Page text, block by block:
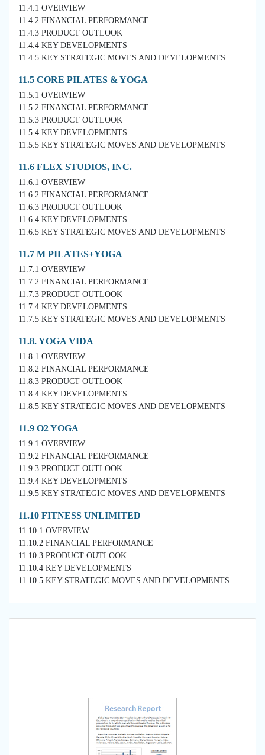
11.4.1 OVERVIEW
11.4.2 FINANCIAL PERFORMANCE
11.4.3 PRODUCT OUTLOOK
11.4.4 KEY DEVELOPMENTS
11.4.5 KEY STRATEGIC MOVES AND DEVELOPMENTS
11.5 CORE PILATES & YOGA
11.5.1 OVERVIEW
11.5.2 FINANCIAL PERFORMANCE
11.5.3 PRODUCT OUTLOOK
11.5.4 KEY DEVELOPMENTS
11.5.5 KEY STRATEGIC MOVES AND DEVELOPMENTS
11.6 FLEX STUDIOS, INC.
11.6.1 OVERVIEW
11.6.2 FINANCIAL PERFORMANCE
11.6.3 PRODUCT OUTLOOK
11.6.4 KEY DEVELOPMENTS
11.6.5 KEY STRATEGIC MOVES AND DEVELOPMENTS
11.7 M PILATES+YOGA
11.7.1 OVERVIEW
11.7.2 FINANCIAL PERFORMANCE
11.7.3 PRODUCT OUTLOOK
11.7.4 KEY DEVELOPMENTS
11.7.5 KEY STRATEGIC MOVES AND DEVELOPMENTS
11.8. YOGA VIDA
11.8.1 OVERVIEW
11.8.2 FINANCIAL PERFORMANCE
11.8.3 PRODUCT OUTLOOK
11.8.4 KEY DEVELOPMENTS
11.8.5 KEY STRATEGIC MOVES AND DEVELOPMENTS
11.9 O2 YOGA
11.9.1 OVERVIEW
11.9.2 FINANCIAL PERFORMANCE
11.9.3 PRODUCT OUTLOOK
11.9.4 KEY DEVELOPMENTS
11.9.5 KEY STRATEGIC MOVES AND DEVELOPMENTS
11.10 FITNESS UNLIMITED
11.10.1 OVERVIEW
11.10.2 FINANCIAL PERFORMANCE
11.10.3 PRODUCT OUTLOOK
11.10.4 KEY DEVELOPMENTS
11.10.5 KEY STRATEGIC MOVES AND DEVELOPMENTS